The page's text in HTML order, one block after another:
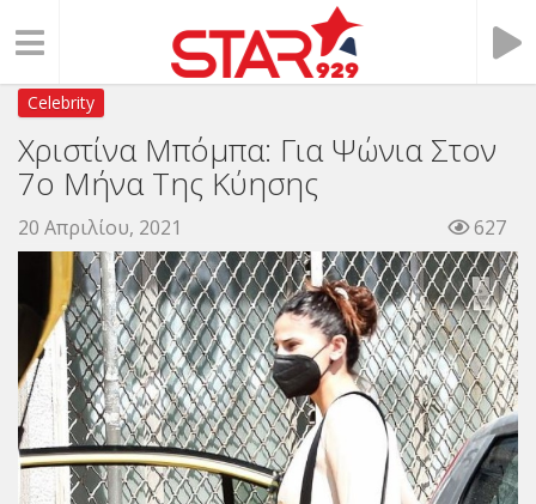
Celebrity
Χριστίνα Μπόμπα: Για Ψώνια Στον
7ο Μήνα Της Κύησης
20 Απριλίου, 2021 627